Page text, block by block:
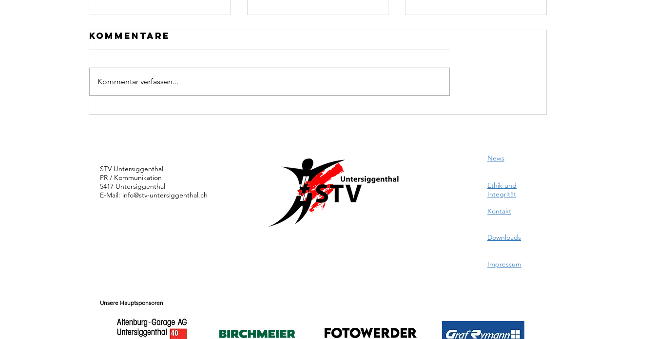
Karin Zumsteg:
Aktivturnverein
Ü35 schlittern
Kommentare
Kommentar verfassen...
STV Untersiggenthal
PR / Kommunikation
5417 Untersiggenthal
E-Mail: info@stv-untersiggenthal.ch
News
Ethik und
Integrität
Kontakt
Downloads
Impressum
Unsere Hauptsponsoren